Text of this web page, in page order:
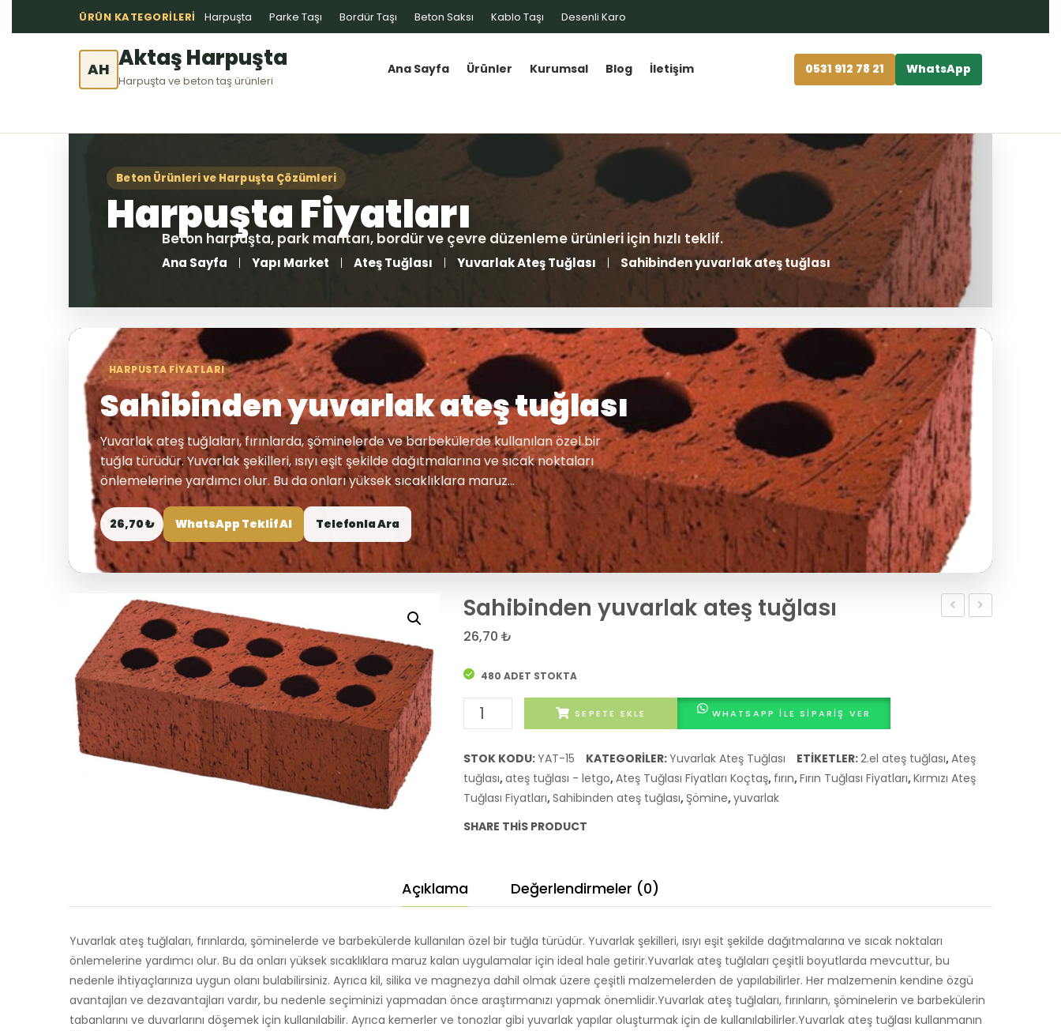
ÜRÜN KATEGORILERI Harpuşta Parke Taşı Bordür Taşı Beton Saksı Kablo Taşı Desenli Karo
AH Aktaş Harpuşta
Harpuşta ve beton taş ürünleri
Ana Sayfa Ürünler Kurumsal Blog İletişim 0531 912 78 21 WhatsApp
Ana Sayfa Yapı Market Ateş Tuğlası Yuvarlak Ateş Tuğlası Sahibinden yuvarlak ateş tuğlası
HARPUSTA FIYATLARI
Sahibinden yuvarlak ateş tuğlası
Yuvarlak ateş tuğlaları, fırınlarda, şöminelerde ve barbekülerde kullanılan özel bir
tuğla türüdür. Yuvarlak şekilleri, ısıyı eşit şekilde dağıtmalarına ve sıcak noktaları
önlemelerine yardımcı olur. Bu da onları yüksek sıcaklıklara maruz...
26,70 ₺ WhatsApp Teklif Al Telefonla Ara
Sahibinden yuvarlak ateş tuğlası
26,70 ₺
480 ADET STOKTA
Sahibinden
yuvarlak
tuğlası
adet
SEPETE EKLE WHATSAPP ILE SIPARIŞ VER
STOK KODU:YAT-15 KATEGORILER:Yuvarlak Ateş Tuğlası ETIKETLER:2.el ateş tuğlası,Ateş
tuğlası,ateş tuğlası - letgo,Ateş Tuğlası Fiyatları Koçtaş, fırın,Fırın Tuğlası Fiyatları,Kırmızı Ateş
Tuğlası Fiyatları,Sahibinden ateş tuğlası, Şömine,yuvarlak
SHARE THIS PRODUCT
Açıklama Değerlendirmeler (0)
Yuvarlak ateş tuğlaları, fırınlarda, şöminelerde ve barbekülerde kullanılan özel bir tuğla türüdür. Yuvarlak şekilleri, ısıyı eşit şekilde dağıtmalarına ve sıcak noktaları
önlemelerine yardımcı olur. Bu da onları yüksek sıcaklıklara maruz kalan uygulamalar için ideal hale getirir.Yuvarlak ateş tuğlaları çeşitli boyutlarda mevcuttur, bu
nedenle ihtiyaçlarınıza uygun olanı bulabilirsiniz. Ayrıca kil, silika ve magnezya dahil olmak üzere çeşitli malzemelerden de yapılabilirler. Her malzemenin kendine özgü
avantajları ve dezavantajları vardır, bu nedenle seçiminizi yapmadan önce araştırmanızı yapmak önemlidir.Yuvarlak ateş tuğlaları, fırınların, şöminelerin ve barbekülerin
tabanlarını ve duvarlarını döşemek için kullanılabilir. Ayrıca kemerler ve tonozlar gibi yuvarlak yapılar oluşturmak için de kullanılabilirler.Yuvarlak ateş tuğlası kullanmanın